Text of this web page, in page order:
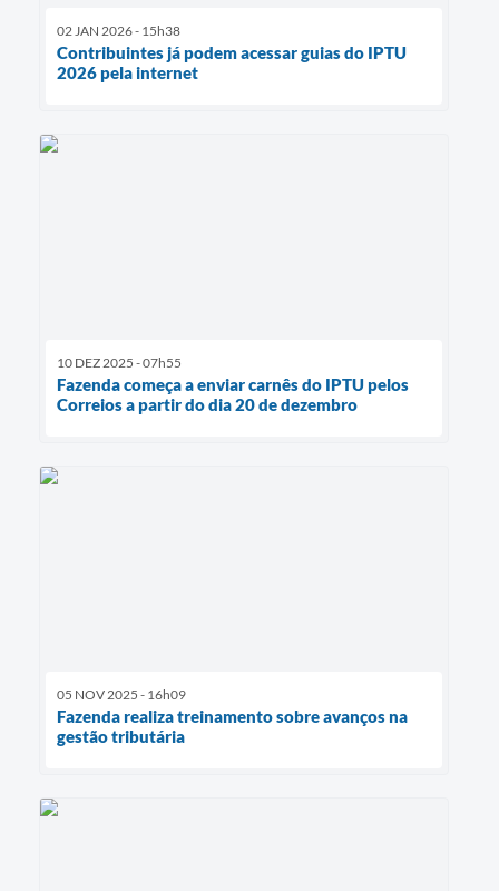
02 JAN 2026 - 15h38
Contribuintes já podem acessar guias do IPTU
2026 pela internet
10 DEZ 2025 - 07h55
Fazenda começa a enviar carnês do IPTU pelos
Correios a partir do dia 20 de dezembro
05 NOV 2025 - 16h09
Fazenda realiza treinamento sobre avanços na
gestão tributária